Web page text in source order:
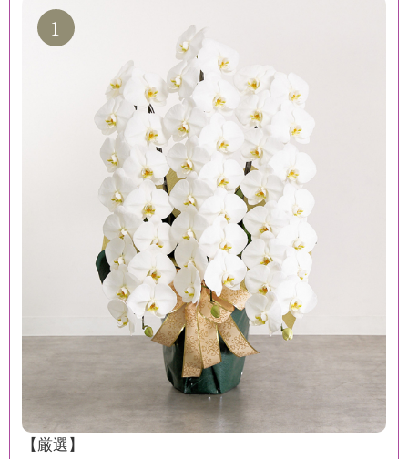
【厳選】